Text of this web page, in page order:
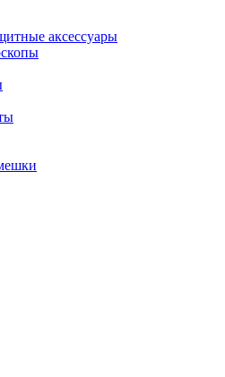
аксессуары